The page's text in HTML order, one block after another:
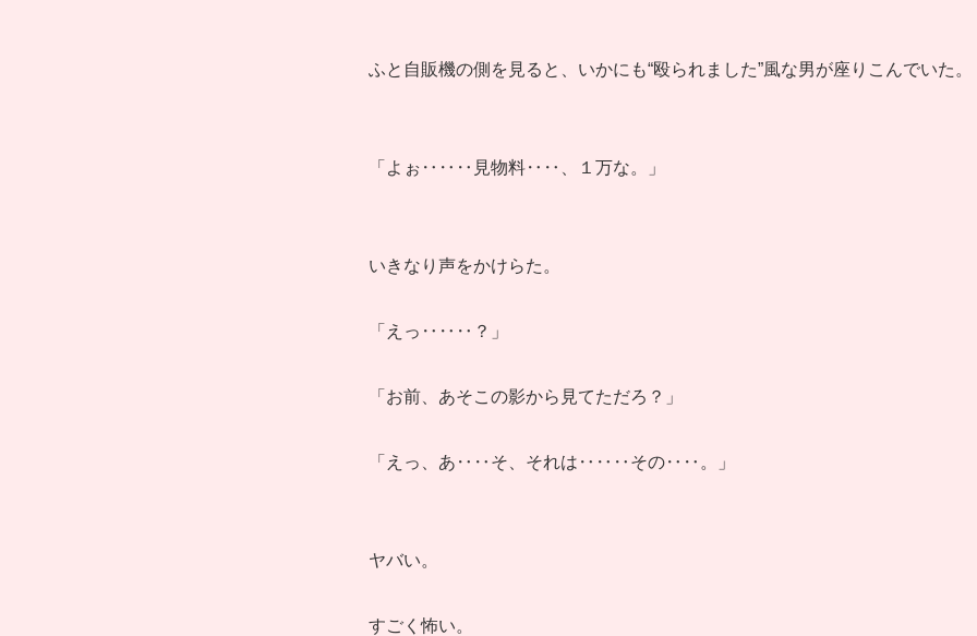
ふと自販機の側を見ると、いかにも“殴られました”風な男が座りこんでいた。
「よぉ‥‥‥見物料‥‥、１万な。」
いきなり声をかけらた。
「えっ‥‥‥？」
「お前、あそこの影から見てただろ？」
「えっ、あ‥‥そ、それは‥‥‥その‥‥。」
ヤバい。
すごく怖い。